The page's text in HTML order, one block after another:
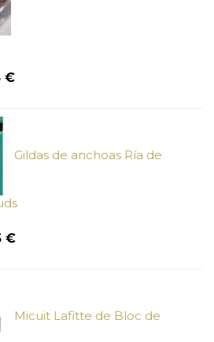
€El
Gildas de anchoas Ría de
€El
Micuit Lafitte de Bloc de